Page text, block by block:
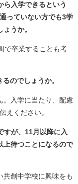
ら入学できるという
っていない方でも3学
うか。
で卒業することも考
のでしょうか。
。入学に当たり、配慮
えください。
すが、11月以降に入
上待つことになるので
共創中学校に興味をも